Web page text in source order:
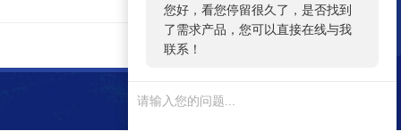
您好，看您停留很久了，是否找到
了需求产品，您可以直接在线与我
联系！